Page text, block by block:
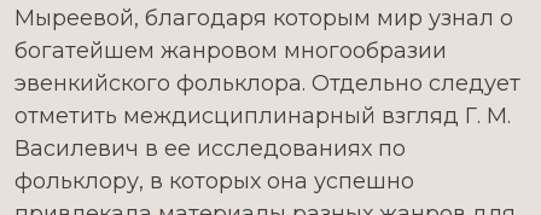
Мыреевой, благодаря которым мир узнал о
богатейшем жанровом многообразии
эвенкийского фольклора. Отдельно следует
отметить междисциплинарный взгляд Г. М.
Василевич в ее исследованиях по
фольклору, в которых она успешно